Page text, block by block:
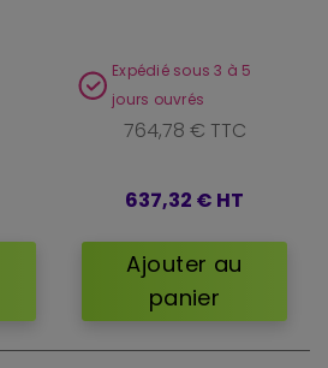
Expédié sous 3 à 5
jours ouvrés
764,78 € TTC
637,32 € HT
Ajouter au
panier